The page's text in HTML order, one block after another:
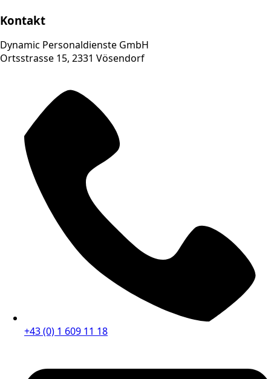
Kontakt
Dynamic Personaldienste GmbH
Ortsstrasse 15, 2331 Vösendorf
+43 (0) 1 609 11 18